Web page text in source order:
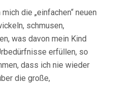
die „einfachen“ neuen
schmusen,
was davon mein Kind
erfüllen, so
dass ich nie wieder
die große,